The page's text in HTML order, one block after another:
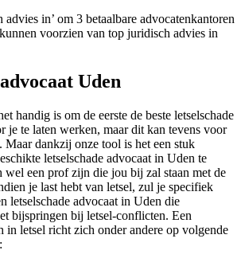
in’ om 3 betaalbare advocatenkantoren
voorzien van top juridisch advies in
Uden
handig is om de eerste de beste letselschade
je te laten werken, maar dit kan tevens voor
dankzij onze tool is het een stuk
letselschade advocaat in Uden te
wel een prof zijn die jou bij zal staan met de
je last hebt van letsel, zul je specifiek
letselschade advocaat in Uden die
bijspringen bij letsel-conflicten. Een
in letsel richt zich onder andere op volgende